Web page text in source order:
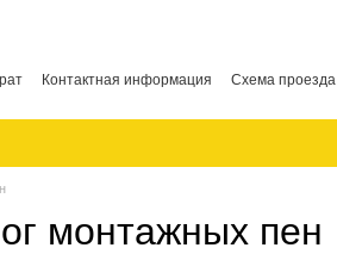
Контактная информация Схема проезда
монтажных пен